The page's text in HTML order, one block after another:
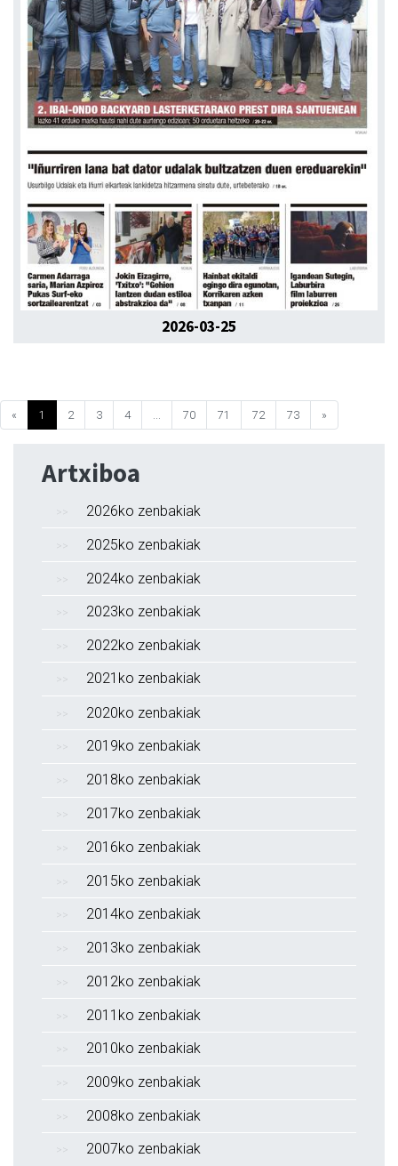
2026-03-25
« 1 2 3 4 70 71 72 73 »
Artxiboa
2026ko zenbakiak
2025ko zenbakiak
2024ko zenbakiak
2023ko zenbakiak
2022ko zenbakiak
2021ko zenbakiak
2020ko zenbakiak
2019ko zenbakiak
2018ko zenbakiak
2017ko zenbakiak
2016ko zenbakiak
2015ko zenbakiak
2014ko zenbakiak
2013ko zenbakiak
2012ko zenbakiak
2011ko zenbakiak
2010ko zenbakiak
2009ko zenbakiak
2008ko zenbakiak
2007ko zenbakiak